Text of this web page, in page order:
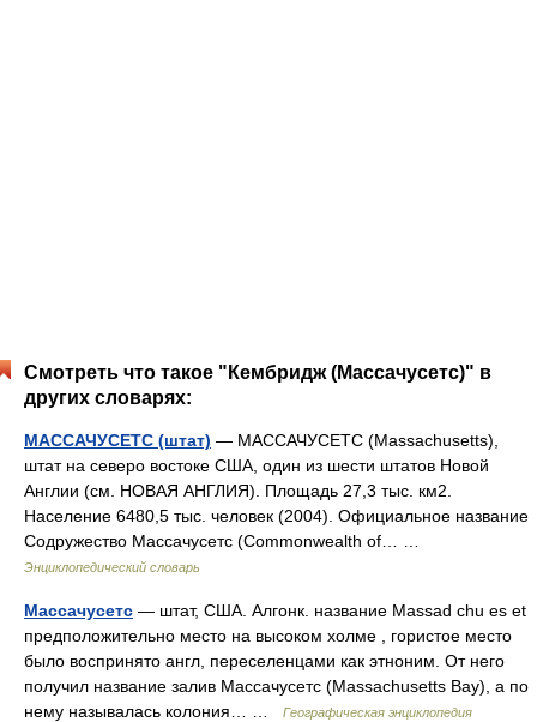
Смотреть что такое "Кембридж (Массачусетс)" в
других словарях:
МАССАЧУСЕТС (штат) — МАССАЧУСЕТС (Massachusetts),
штат на северо востоке США, один из шести штатов Новой
Англии (см. НОВАЯ АНГЛИЯ). Площадь 27,3 тыс. км2.
Население 6480,5 тыс. человек (2004). Официальное название
Содружество Массачусетс (Commonwealth of… …
Энциклопедический словарь
Массачусетс — штат, США. Алгонк. название Massad chu es et
предположительно место на высоком холме , гористое место
было воспринято англ, переселенцами как этноним. От него
получил название залив Массачусетс (Massachusetts Bay), а по
нему называлась колония… …
Географическая энциклопедия